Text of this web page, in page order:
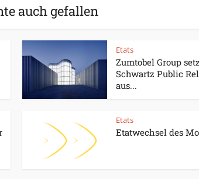
auch gefallen
Etats
Zumtobel Group
Schwartz Public
aus...
Etats
Etatwechsel des